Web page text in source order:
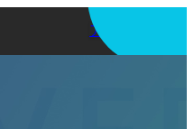
アプリを使う